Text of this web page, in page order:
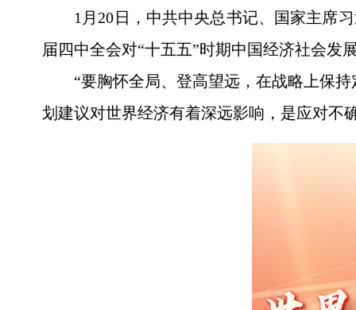
1月20日，中共中央总书记、国家主席
届四中全会对“十五五”时期中国经济社会发
“要胸怀全局、登高望远，在战略上保
划建议对世界经济有着深远影响，是应对不